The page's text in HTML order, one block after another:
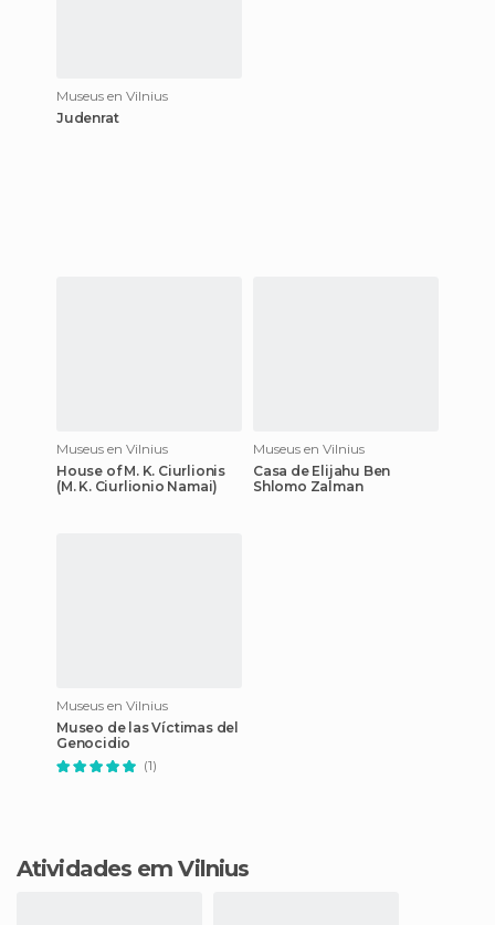
Museus en Vilnius
Judenrat
Museus en Vilnius
House of M. K. Ciurlionis
(M. K. Ciurlionio Namai)
Museus en Vilnius
Casa de Elijahu Ben
Shlomo Zalman
Museus en Vilnius
Museo de las Víctimas del
Genocidio
(1)
Atividades em Vilnius